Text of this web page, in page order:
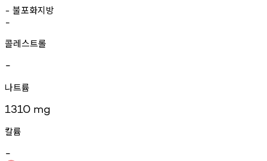
- 불포화지방
-
콜레스트롤
-
나트륨
1310 mg
칼륨
-